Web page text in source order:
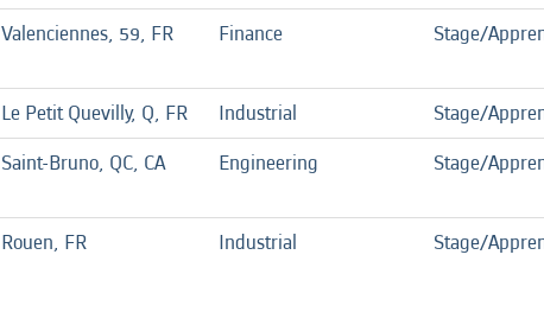
Valenciennes, 59, FR Finance Stage/
Le Petit Quevilly, Q, FR Industrial Stage/
Saint-Bruno, QC, CA Engineering Stage/
Rouen, FR Industrial Stage/